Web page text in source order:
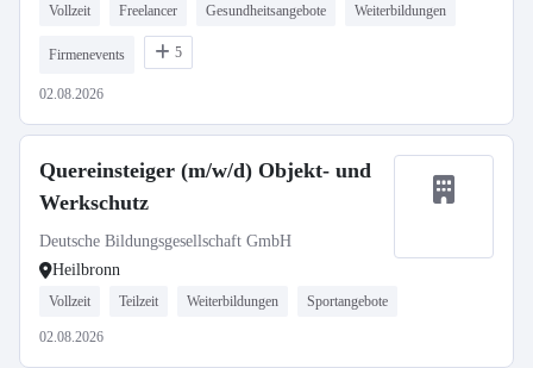
Vollzeit Freelancer Gesundheitsangebote Weiterbildungen
Firmenevents 5
02.08.2026
Quereinsteiger (m/w/d) Objekt- und
Werkschutz
Deutsche Bildungsgesellschaft GmbH
Heilbronn
Vollzeit Teilzeit Weiterbildungen Sportangebote
02.08.2026